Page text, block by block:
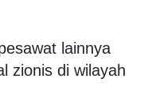
lainnya
zionis di wilayah